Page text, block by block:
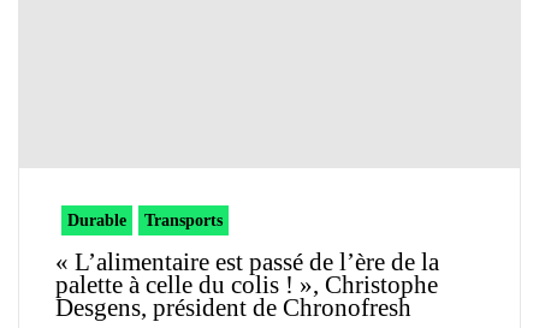
Durable Transports
« L’alimentaire est passé de l’ère de la
palette à celle du colis ! », Christophe
Desgens, président de Chronofresh